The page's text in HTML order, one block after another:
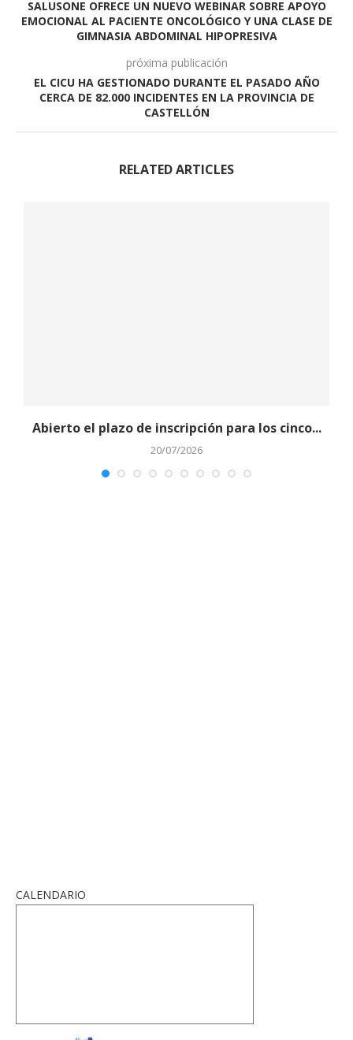
SALUSONE OFRECE UN NUEVO WEBINAR SOBRE APOYO
EMOCIONAL AL PACIENTE ONCOLÓGICO Y UNA CLASE DE
GIMNASIA ABDOMINAL HIPOPRESIVA
próxima publicación
EL CICU HA GESTIONADO DURANTE EL PASADO AÑO
CERCA DE 82.000 INCIDENTES EN LA PROVINCIA DE
CASTELLÓN
RELATED ARTICLES
Abierto el plazo de inscripción para los cinco...
20/07/2026
CALENDARIO